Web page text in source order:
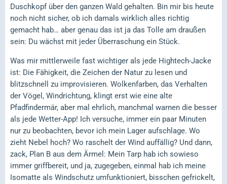
Duschkopf über den ganzen Wald gehalten. Bin mir bis heute
noch nicht sicher, ob ich damals wirklich alles richtig
gemacht hab… aber genau das ist ja das Tolle am draußen
sein: Du wächst mit jeder Überraschung ein Stück.
Was mir mittlerweile fast wichtiger als jede Hightech-Jacke
ist: Die Fähigkeit, die Zeichen der Natur zu lesen und
blitzschnell zu improvisieren. Wolkenfarben, das Verhalten
der Vögel, Windrichtung, klingt erst wie eine alte
Pfadfindermär, aber mal ehrlich, manchmal warnen die besser
als jede Wetter-App! Ich versuche, immer ein paar Minuten
nur zu beobachten, bevor ich mein Lager aufschlage. Wo
zieht Nebel hoch? Wo raschelt der Wind auffällig? Und dann,
zack, Plan B aus dem Ärmel: Mein Tarp hab ich sowieso
immer griffbereit, und ja, zugegeben, einmal hab ich meine
Isomatte als Windschutz umfunktioniert, bisschen gefrickelt,